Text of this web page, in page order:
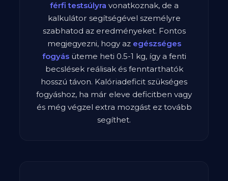
férfi testsúlyra vonatkoznak, de a
kalkulátor segítségével személyre
szabhatod az eredményeket. Fontos
megjegyezni, hogy az egészséges
fogyásüteme heti 0.5-1 kg, így a fenti
becslések reálisak és fenntarthatók
hosszú távon. Kalóriadeficit szükséges
fogyáshoz, ha már eleve deficitben vagy
és még végzel extra mozgást ez tovább
segíthet.